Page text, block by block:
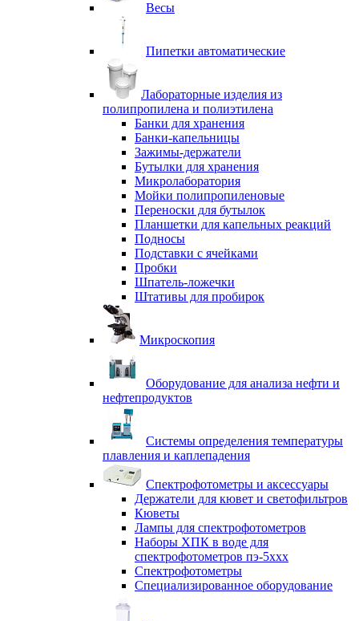
Весы
Пипетки автоматические
Лабораторные изделия из
полипропилена и полиэтилена
Банки для хранения
Банки-капельницы
Зажимы-держатели
Бутылки для хранения
Микролаборатория
Мойки полипропиленовые
Переноски для бутылок
Планшетки для капельных реакций
Подносы
Подставки с ячейками
Пробки
Шпатель-ложечки
Штативы для пробирок
Микроскопия
Оборудование для анализа нефти и
нефтепродуктов
Системы определения температуры
плавления и каплепадения
Спектрофотометры и аксессуары
Держатели для кювет и светофильтров
Кюветы
Лампы для спектрофотометров
Наборы ХПК в воде для
спектрофотометров пэ-5ххх
Спектрофотометры
Специализированное оборудование